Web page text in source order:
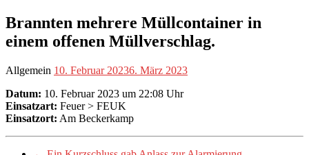
Brannten mehrere Müllcontainer in
einem offenen Müllverschlag.
Allgemein 10. Februar 20236. März 2023
Datum: 10. Februar 2023 um 22:08 Uhr
Einsatzart: Feuer > FEUK
Einsatzort: Am Beckerkamp